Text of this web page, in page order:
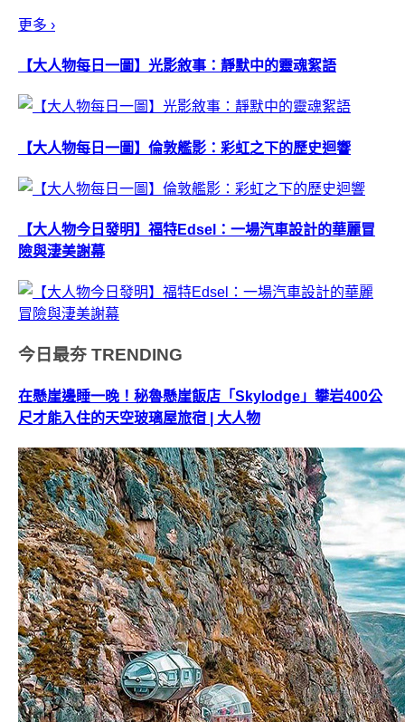
更多 ›
【大人物每日一圖】光影敘事：靜默中的靈魂絮語
【大人物每日一圖】倫敦艦影：彩虹之下的歷史迴響
【大人物今日發明】福特Edsel：一場汽車設計的華麗冒
險與淒美謝幕
今日最夯 TRENDING
在懸崖邊睡一晚！秘魯懸崖飯店「Skylodge」攀岩400公
尺才能入住的天空玻璃屋旅宿 | 大人物